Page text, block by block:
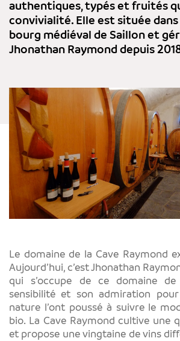
authentiques, typés et fruités
convivialité. Elle est située
bourg médiéval de Saillon et
Jhonathan Raymond depuis
Le domaine de la Cave Raymond
Aujourd’hui, c’est Jhonathan
qui s’occupe de ce domaine de
sensibilité et son admiration
nature l’ont poussé à suivre le
bio. La Cave Raymond cultive une
et propose une vingtaine de vins